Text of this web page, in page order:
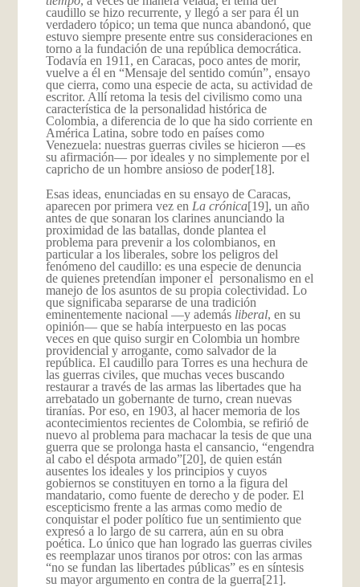
caudillo se hizo recurrente, y llegó a ser para él un
verdadero tópico; un tema que nunca abandonó, que
estuvo siempre presente entre sus consideraciones en
torno a la fundación de una república democrática.
Todavía en 1911, en Caracas, poco antes de morir,
vuelve a él en “Mensaje del sentido común”, ensayo
que cierra, como una especie de acta, su actividad de
escritor. Allí retoma la tesis del civilismo como una
característica de la personalidad histórica de
Colombia, a diferencia de lo que ha sido corriente en
América Latina, sobre todo en países como
Venezuela: nuestras guerras civiles se hicieron —es
su afirmación— por ideales y no simplemente por el
capricho de un hombre ansioso de poder[18].
Esas ideas, enunciadas en su ensayo de Caracas,
aparecen por primera vez en La crónica[19], un año
antes de que sonaran los clarines anunciando la
proximidad de las batallas, donde plantea el
problema para prevenir a los colombianos, en
particular a los liberales, sobre los peligros del
fenómeno del caudillo: es una especie de denuncia
de quienes pretendían imponer el personalismo en el
manejo de los asuntos de su propia colectividad. Lo
que significaba separarse de una tradición
eminentemente nacional —y además liberal, en su
opinión— que se había interpuesto en las pocas
veces en que quiso surgir en Colombia un hombre
providencial y arrogante, como salvador de la
república. El caudillo para Torres es una hechura de
las guerras civiles, que muchas veces buscando
restaurar a través de las armas las libertades que ha
arrebatado un gobernante de turno, crean nuevas
tiranías. Por eso, en 1903, al hacer memoria de los
acontecimientos recientes de Colombia, se refirió de
nuevo al problema para machacar la tesis de que una
guerra que se prolonga hasta el cansancio, “engendra
al cabo el déspota armado”[20], de quien están
ausentes los ideales y los principios y cuyos
gobiernos se constituyen en torno a la figura del
mandatario, como fuente de derecho y de poder. El
escepticismo frente a las armas como medio de
conquistar el poder político fue un sentimiento que
expresó a lo largo de su carrera, aún en su obra
poética. Lo único que han logrado las guerras civiles
es reemplazar unos tiranos por otros: con las armas
“no se fundan las libertades públicas” es en síntesis
su mayor argumento en contra de la guerra[21].